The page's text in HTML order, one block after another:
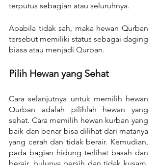
terputus sebagian atau seluruhnya.
Apabila tidak sah, maka hewan Qurban
tersebut memiliki status sebagai daging
biasa atau menjadi Qurban.
Pilih Hewan yang Sehat
Cara selanjutnya untuk memilih hewan
Qurban adalah pilihlah hewan yang
sehat. Cara memilih hewan kurban yang
baik dan benar bisa dilihat dari matanya
yang cerah dan tidak berair. Kemudian,
pada bagian hidung terlihat basah dan
berair, bulunya bersih dan tidak kusam.